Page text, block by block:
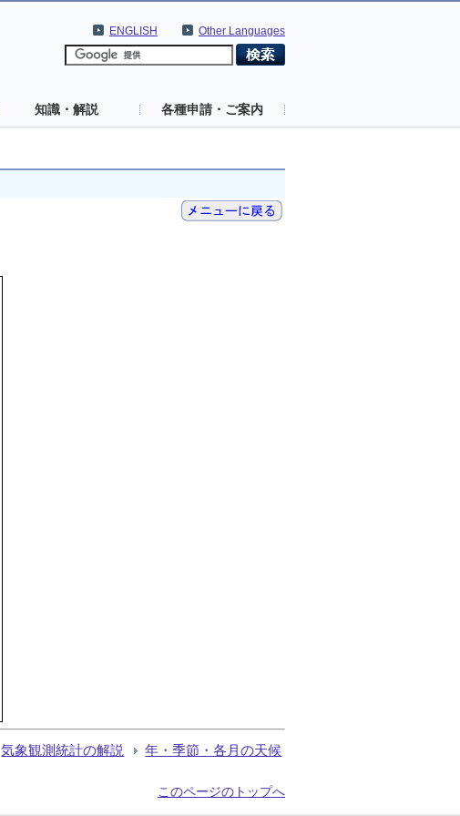
Other Languages
ENGLISH
知識・解説 各種申請・ご案内
気象観測統計の解説 年・季節・各月の天候
このページのトップへ